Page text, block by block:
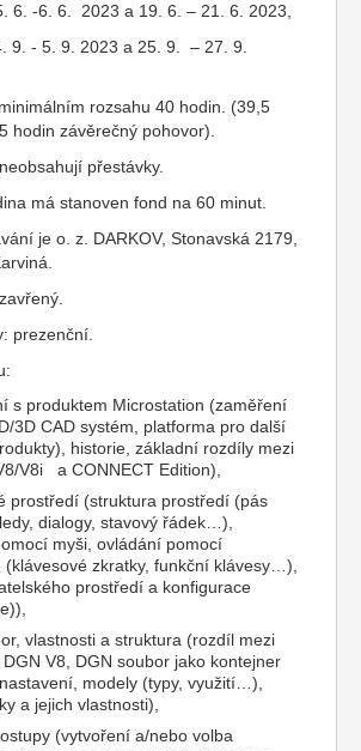
6. -6. 6. 2023 a 19. 6. – 21. 6. 2023,
- 5. 9. 2023 a 25. 9. – 27. 9.
rozsahu 40 hodin. (39,5
hodin závěrečný pohovor).
přestávky.
má stanoven fond na 60 minut.
je o. z. DARKOV, Stonavská 2179,
prezenční.
s produktem Microstation (zaměření
3D CAD systém, platforma pro další
historie, základní rozdíly mezi
V8i a CONNECT Edition),
prostředí (struktura prostředí (pás
dialogy, stavový řádek…),
myši, ovládání pomocí
(klávesové zkratky, funkční klávesy…),
prostředí a konfigurace
vlastnosti a struktura (rozdíl mezi
DGN V8, DGN soubor jako kontejner
modely (typy, využití…),
a jejich vlastnosti),
(vytvoření a/nebo volba